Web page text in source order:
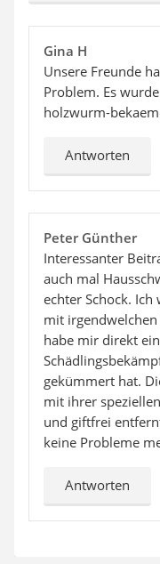
Gina H
Unsere Freunde
Problem. Es
holzwurm-
Antworten
Peter Günther
Interessanter
auch mal
echter Schock.
mit
habe mir direkt
gekümmert hat.
mit ihrer
und giftfrei
keine Probleme
Antworten